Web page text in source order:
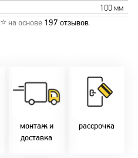
100 мм
⭐ на основе 197 отзывов.
монтаж и
доставка
фурнитуры.
Качественный
монтаж дверей,
окон и мебели.
Беларуси.
В удобное для Вас
рассрочка
Микс
2-36 мес
Магнит-5 мес.
Смарт - 4 мес.
FUN - 4 мес.